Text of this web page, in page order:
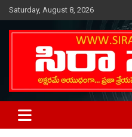
Skip
to
content
Saturday, August 8, 2026
SIRA NEWS
Telugu Online News Daily